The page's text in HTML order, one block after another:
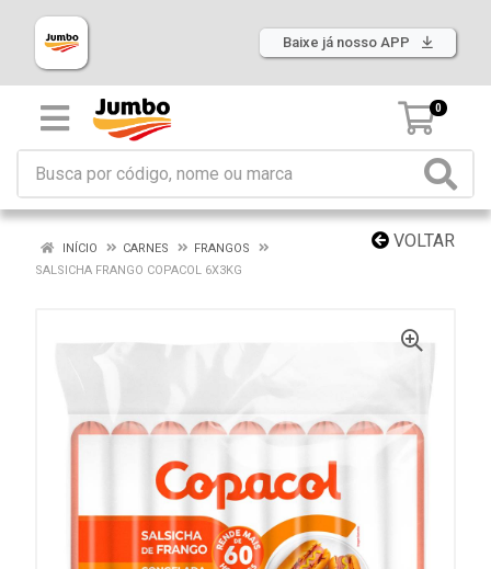
Baixe já nosso APP
0
VOLTAR
INÍCIO CARNES
FRANGOS
SALSICHA FRANGO COPACOL 6X3KG